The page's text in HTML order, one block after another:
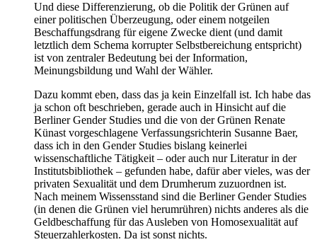
Und diese Differenzierung, ob die Politik der Grünen auf
einer politischen Überzeugung, oder einem notgeilen
Beschaffungsdrang für eigene Zwecke dient (und damit
letztlich dem Schema korrupter Selbstbereichung entspricht)
ist von zentraler Bedeutung bei der Information,
Meinungsbildung und Wahl der Wähler.
Dazu kommt eben, dass das ja kein Einzelfall ist. Ich habe das
ja schon oft beschrieben, gerade auch in Hinsicht auf die
Berliner Gender Studies und die von der Grünen Renate
Künast vorgeschlagene Verfassungsrichterin Susanne Baer,
dass ich in den Gender Studies bislang keinerlei
wissenschaftliche Tätigkeit – oder auch nur Literatur in der
Institutsbibliothek – gefunden habe, dafür aber vieles, was der
privaten Sexualität und dem Drumherum zuzuordnen ist.
Nach meinem Wissensstand sind die Berliner Gender Studies
(in denen die Grünen viel herumrühren) nichts anderes als die
Geldbeschaffung für das Ausleben von Homosexualität auf
Steuerzahlerkosten. Da ist sonst nichts.